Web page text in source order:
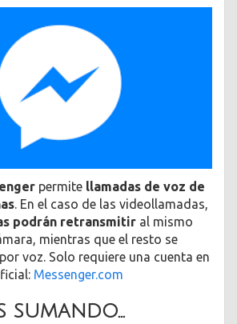
permite llamadas de voz de
. En el caso de las videollamadas,
podrán retransmitir al mismo
mientras que el resto se
voz. Solo requiere una cuenta en
Messenger.com
sumando…